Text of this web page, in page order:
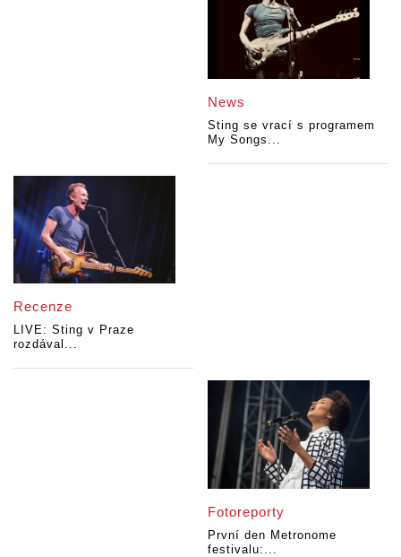
News
Sting se vrací s programem
My Songs...
Recenze
LIVE: Sting v Praze
rozdával...
Fotoreporty
První den Metronome
festivalu:...